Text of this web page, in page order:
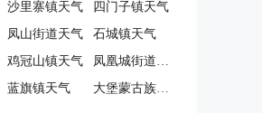
优 优
沙里寨镇天气
四门子镇天气
凤山街道天气
石城镇天气
鸡冠山镇天气
凤凰城街道天气
蓝旗镇天气 大堡蒙古族乡天气